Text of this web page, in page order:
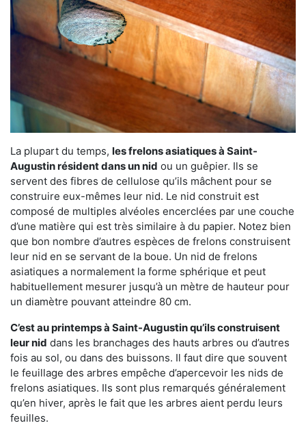
La plupart du temps, les frelons asiatiques à Saint-
Augustin résident dans un nid ou un guêpier. Ils se
servent des fibres de cellulose qu’ils mâchent pour se
construire eux-mêmes leur nid. Le nid construit est
composé de multiples alvéoles encerclées par une couche
d’une matière qui est très similaire à du papier. Notez bien
que bon nombre d’autres espèces de frelons construisent
leur nid en se servant de la boue. Un nid de frelons
asiatiques a normalement la forme sphérique et peut
habituellement mesurer jusqu’à un mètre de hauteur pour
un diamètre pouvant atteindre 80 cm.
C’est au printemps à Saint-Augustin qu’ils construisent
leur nid dans les branchages des hauts arbres ou d’autres
fois au sol, ou dans des buissons. Il faut dire que souvent
le feuillage des arbres empêche d’apercevoir les nids de
frelons asiatiques. Ils sont plus remarqués généralement
qu’en hiver, après le fait que les arbres aient perdu leurs
feuilles.